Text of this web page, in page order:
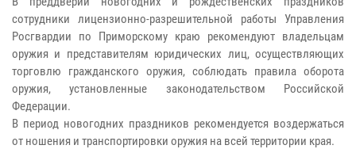
сотрудники лицензионно-разрешительной работы Управления
Росгвардии по Приморскому краю рекомендуют владельцам
оружия и представителям юридических лиц, осуществляющих
торговлю гражданского оружия, соблюдать правила оборота
оружия, установленные законодательством Российской
Федерации.
В период новогодних праздников рекомендуется воздержаться
от ношения и транспортировки оружия на всей территории края.